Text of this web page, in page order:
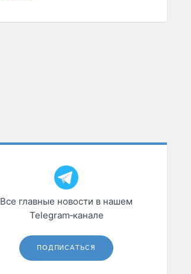
Все главные новости в нашем
Telegram‑канале
ПОДПИСАТЬСЯ